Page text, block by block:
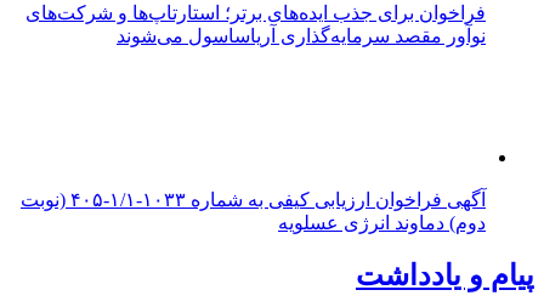
فراخوان برای جذب ایده‌های برتر؛ استارتاپ‌ها و شرکت‌های
نوآور مقصد سرما‌یه‌گذاری آریاساسول می‌شوند
آگهی فراخوان ارزیابی کیفی به شماره ۱۰۳۳-۱/۱-۴۰۵ (نوبت
دوم) دماوند انرژی عسلویه
پیام و یادداشت